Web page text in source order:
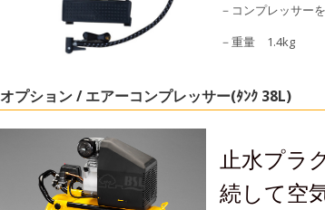
－コンプレッサー
－重量 1.4kg
オプション / エアーコンプレッサー(ﾀﾝｸ 38L)
止水プラ
続して空